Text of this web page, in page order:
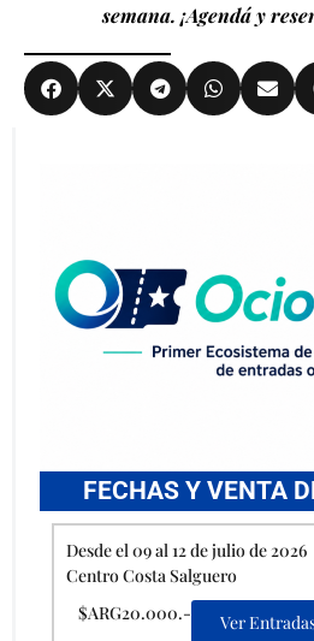
semana. ¡Agendá y
FECHAS Y VENTA
Desde el 09 al 12 de julio de 2026
Centro Costa Salguero
$ARG20.000.-
Ver